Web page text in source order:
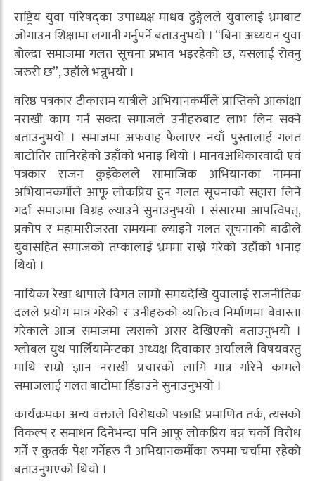
राष्ट्रिय युवा परिषद्का उपाध्यक्ष माधव ढुङ्गेलले युवालाई भ्रमबाट
जोगाउन शिक्षामा लगानी गर्नुपर्ने बताउनुभयो । “बिना अध्ययन युवा
बोल्दा समाजमा गलत सूचना प्रभाव भइरहेको छ, यसलाई रोक्नु
जरुरी छ”, उहाँले भन्नुभयो ।
वरिष्ठ पत्रकार टीकाराम यात्रीले अभियानकर्मीले प्राप्तिको आकांक्षा
नराखी काम गर्न सक्दा समाजले उनीहरुबाट लाभ लिन सक्ने
बताउनुभयो । समाजमा अफवाह फैलाएर नयाँ पुस्तालाई गलत
बाटोतिर तानिरहेको उहाँको भनाइ थियो । मानवअधिकारवादी एवं
पत्रकार राजन कुइँकेलले सामाजिक अभियानका नाममा
अभियानकर्मीले आफू लोकप्रिय हुन गलत सूचनाको सहारा लिने
गर्दा समाजमा बिग्रह ल्याउने सुनाउनुभयो । संसारमा आपत्विपत्,
प्रकोप र महामारीजस्ता समयमा ल्याइने गलत सूचनाको बाढीले
युवासहित समाजको तप्कालाई भ्रममा राख्ने गरेको उहाँको भनाइ
थियो ।
नायिका रेखा थापाले विगत लामो समयदेखि युवालाई राजनीतिक
दलले प्रयोग मात्र गरेको र उनीहरुको व्यक्तित्व निर्माणमा बेवास्ता
गरेकाले आज समाजमा त्यसको असर देखिएको बताउनुभयो ।
ग्लोबल युथ पार्लियामेन्टका अध्यक्ष दिवाकार अर्यालले विषयवस्तु
माथि राम्रो ज्ञान नराखी प्रचारको लागि मात्र गरिने कामले
समाजलाई गलत बाटोमा हिँडाउने सुनाउनुभयो ।
कार्यक्रमका अन्य वक्ताले विरोधको पछाडि प्रमाणित तर्क, त्यसको
विकल्प र समाधन दिनेभन्दा पनि आफू लोकप्रिय बन्न चर्को विरोध
गर्ने र कुतर्क पेश गर्नेहरु नै अभियानकर्मीका रुपमा चर्चामा रहेको
बताउनुभएको थियो ।